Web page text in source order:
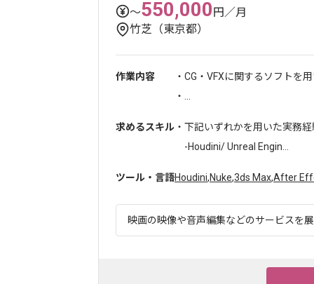
〜550,000円／月
竹芝（東京都）
作業内容
・CG・VFXに関するソフトを
・...
求めるスキル ・下記いずれかを用いた実務経
-Houdini/ Unreal Engin...
ツール・言語Houdini,Nuke,3ds Max,After
映画の映像や音声編集などのサービスを